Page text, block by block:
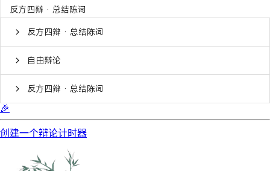
反方四辩 · 总结陈词
反方四辩 · 总结陈词
自由辩论
反方四辩 · 总结陈词
🎉
创建一个辩论计时器